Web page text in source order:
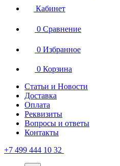
Кабинет
0 Сравнение
0 Избранное
0 Корзина
Статьи и Новости
Доставка
Оплата
Реквизиты
Вопросы и ответы
Контакты
+7 499 444 10 32